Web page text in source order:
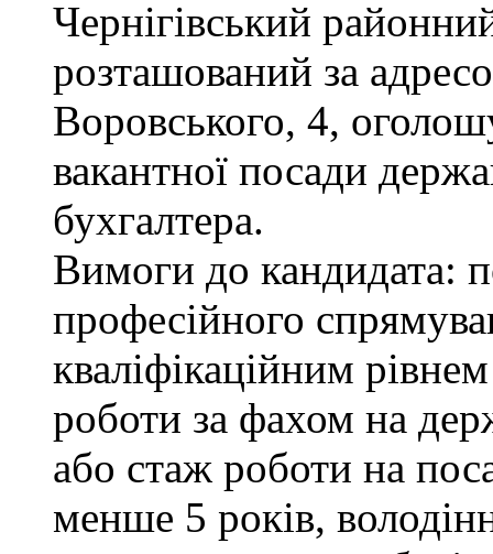
Чернігівський
розташований за
Воровського, 4,
вакантної посади
бухгалтера.
Вимоги до кандидата:
професійного
кваліфікаційним
роботи за фахом на
або стаж роботи на
менше 5 років,